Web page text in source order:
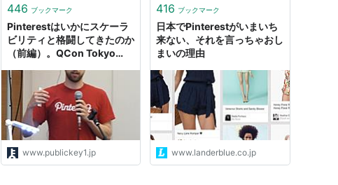
446 ブックマーク
Pinterestはいかにスケーラ
ビリティと格闘してきたのか
（前編）。QCon Tokyo
www.publickey1.jp
416 ブックマーク
日本でPinterestがいまいち
来ない、それを言っちゃおし
まいの理由
www.landerblue.co.jp